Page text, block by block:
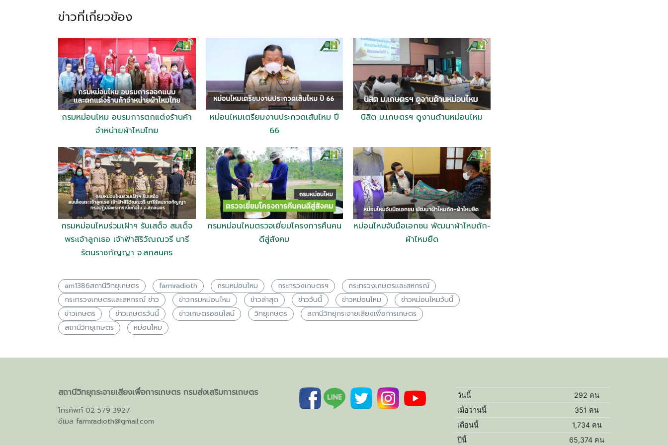
ข่าวที่เกี่ยวข้อง
กรมหม่อนไหม อบรมการตกแต่งร้านค้า
จำหน่ายผ้าไหมไทย
หม่อนไหมเตรียมงานประกวดเส้นไหม ปี
66
นิสิต ม.เกษตรฯ ดูงานด้านหม่อนไหม
กรมหม่อนไหมร่วมเฝ้าฯ รับเสด็จ สมเด็จ
พระเจ้าลูกเธอ เจ้าฟ้าสิริวัณณวรี นารี
รัตนราชกัญญา จ.สกลนคร
กรมหม่อนไหมตรวจเยี่ยมโครงการคืนคน
ดีสู่สังคม
หม่อนไหมจับมือเอกชน พัฒนาผ้าไหมถัก-
ผ้าไหมยืด
am1386สถานีวิทยุเกษตร farmradioth กรมหม่อนไหม กระทรวงเกษตรฯ
กระทรวงเกษตรเเละสหกรณ์
กระทรวงเกษตรเเละสหกรณ์ ข่าว
ข่าวกรมหม่อนไหม ข่าวล่าสุด ข่าววันนี้ ข่าวหม่อนไหม
ข่าวหม่อนไหมวันนี้
ข่าวเกษตร
ข่าวเกษตรวันนี้ ข่าวเกษตรออนไลน์ วิทยุเกษตร
สถานีวิทยุกระจายเสียงเพื่อการเกษตร
สถานีวิทยุเกษตร
หม่อนไหม
สถานีวิทยุกระจายเสียงเพื่อการเกษตร กรมส่งเสริมการเกษตร
โทรศัพท์ 02 579 3927
อีเมล farmradioth@gmail.com